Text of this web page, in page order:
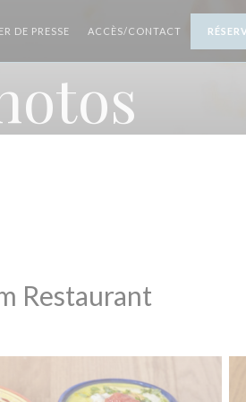
DE PRESSE ACCÈS/CONTACT
Restaurant